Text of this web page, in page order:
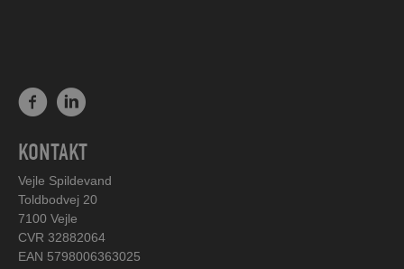
KONTAKT
Vejle Spildevand
Toldbodvej 20
7100 Vejle
CVR 32882064
EAN 5798006363025